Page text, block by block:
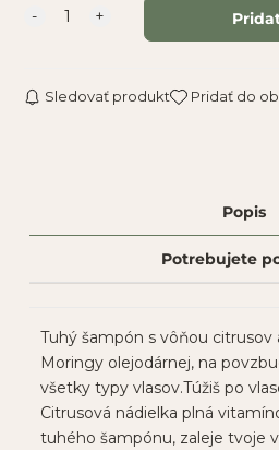
Sledovať produkt Pridať do
Popis
Potrebujete
Tuhý šampón s vôňou citrusov
Moringy olejodárnej, na
všetky typy vlasov.Túžiš po
Citrusová nádielka plná
tuhého šampónu, zaleje tvoje